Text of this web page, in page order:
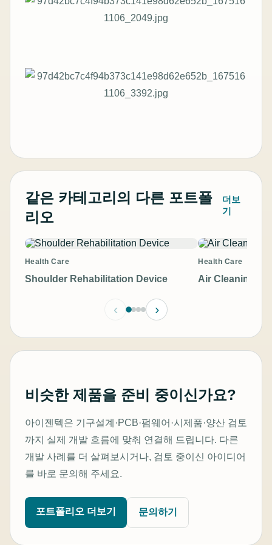
같은 카테고리의 다른 포트폴
리오
더보
기
Health Care
Shoulder Rehabilitation Device
Health Care
Air Cleaning
‹ ›
비슷한 제품을 준비 중이신가요?
아이젠텍은 기구설계·PCB·펌웨어·시제품·양산 검토
까지 실제 개발 흐름에 맞춰 연결해 드립니다. 다른
개발 사례를 더 살펴보시거나, 검토 중이신 아이디어
를 바로 문의해 주세요.
포트폴리오 더보기 문의하기